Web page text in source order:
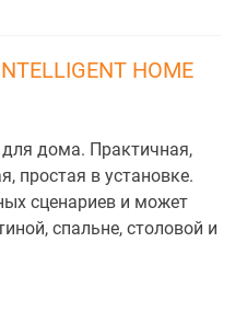
HOME
дома. Практичная,
простая в установке.
сценариев и может
спальне, столовой и